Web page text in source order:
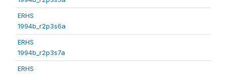
ERHS
1994b_r2p3s6a
ERHS
1994b_r2p3s7a
ERHS